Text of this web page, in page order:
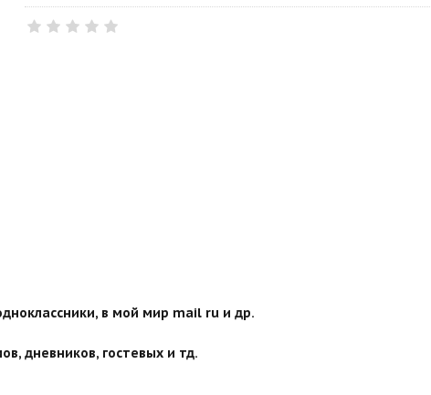
в мой мир mail ru и др.
дневников, гостевых и тд.